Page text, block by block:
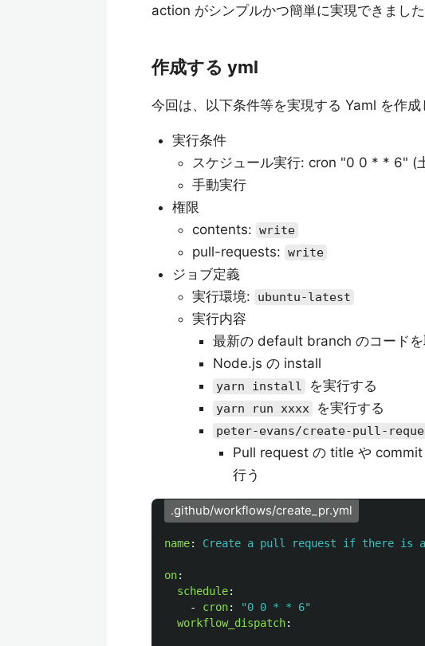
action がシンプルかつ簡単に実現できました
作成する yml
今回は、以下条件等を実現する Yaml を作成
実行条件
スケジュール実行: cron "0 0 * * 6" (
手動実行
権限
contents: write
pull-requests: write
ジョブ定義
実行環境:
ubuntu-latest
実行内容
最新の default branch のコードを
Node.js の install
yarn install を実行する
yarn run xxxx を実行する
peter-evans/create-pull-
Pull request の title や commit
行う
.github/workflows/create_pr.yml
name: Create a pull request if there is
on:
schedule:
-
cron: "0 0 * *
6"
workflow_dispatch: